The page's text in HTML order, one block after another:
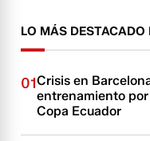
LO MÁS DESTACADO
01Crisis en
entrenamiento
Copa Ecuador